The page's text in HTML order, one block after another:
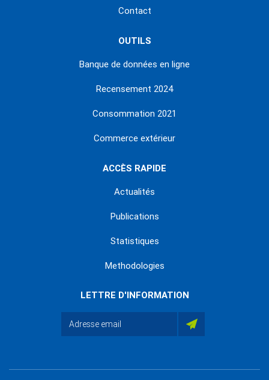
Contact
OUTILS
Banque de données en ligne
Recensement 2024
Consommation 2021
Commerce extérieur
ACCÈS RAPIDE
Actualités
Publications
Statistiques
Methodologies
LETTRE D'INFORMATION